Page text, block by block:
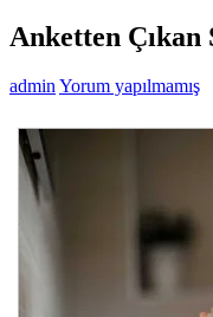
Anketten Çıkan
adminYorum yapılmamış